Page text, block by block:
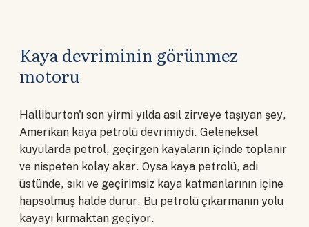
Kaya devriminin görünmez
motoru
Halliburton'ı son yirmi yılda asıl zirveye taşıyan şey,
Amerikan kaya petrolü devrimiydi. Geleneksel
kuyularda petrol, geçirgen kayaların içinde toplanır
ve nispeten kolay akar. Oysa kaya petrolü, adı
üstünde, sıkı ve geçirimsiz kaya katmanlarının içine
hapsolmuş halde durur. Bu petrolü çıkarmanın yolu
kayayı kırmaktan geçiyor.